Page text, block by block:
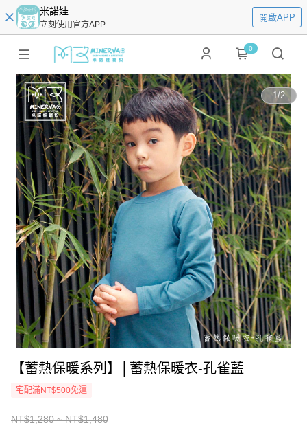
米諾娃
立刻使用官方APP
開啟APP
0
1/2
【蓄熱保暖系列】│蓄熱保暖衣-孔雀藍
宅配滿NT$500免運
NT$1,280 ~ NT$1,480